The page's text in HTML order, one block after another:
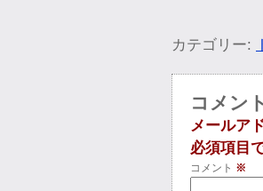
カテゴリー:
コメン
メールア
必須項目
コメント ※